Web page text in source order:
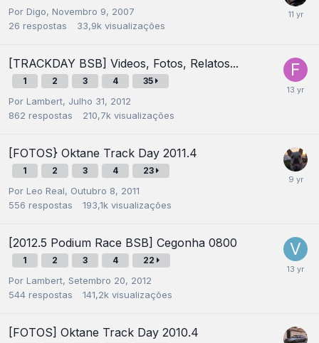
Por Digo, Novembro 9, 2007
26 respostas 33,9k visualizações
[TRACKDAY BSB] Videos, Fotos, Relatos...
1 2 3 4 35
Por Lambert, Julho 31, 2012
862 respostas 210,7k visualizações
[FOTOS} Oktane Track Day 2011.4
1 2 3 4 23
Por Leo Real, Outubro 8, 2011
556 respostas 193,1k visualizações
[2012.5 Podium Race BSB] Cegonha 0800
1 2 3 4 22
Por Lambert, Setembro 20, 2012
544 respostas 141,2k visualizações
[FOTOS] Oktane Track Day 2010.4